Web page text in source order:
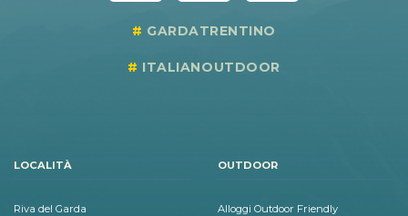
GARDATRENTINO
ITALIANOUTDOOR
LOCALITÀ
Riva del Garda
OUTDOOR
Alloggi Outdoor Friendly